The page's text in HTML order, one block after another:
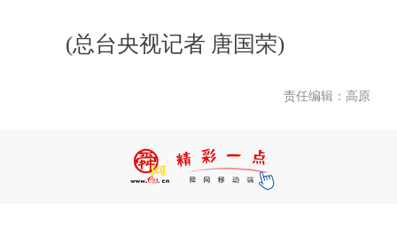
(总台央视记者 唐国荣)
责任编辑：高原